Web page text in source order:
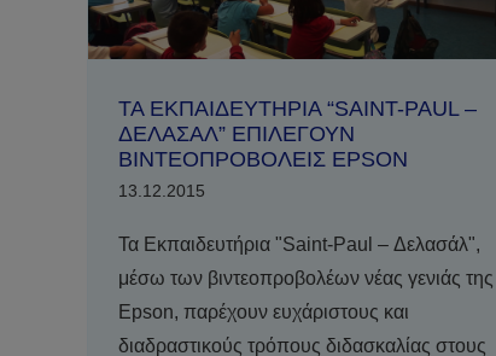
ΤΑ ΕΚΠΑΙΔΕΥΤΗΡΙΑ “SAINT-PAUL –
ΔΕΛΑΣΑΛ” ΕΠΙΛΕΓΟΥΝ
ΒΙΝΤΕΟΠΡΟΒΟΛΕΙΣ EPSON
13.12.2015
Τα Εκπαιδευτήρια "Saint-Paul – Δελασάλ",
μέσω των βιντεοπροβολέων νέας γενιάς της
Epson, παρέχουν ευχάριστους και
διαδραστικούς τρόπους διδασκαλίας στους